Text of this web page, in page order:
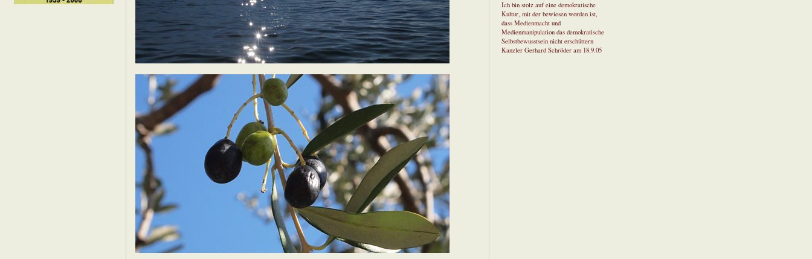
Ich bin stolz auf eine demokratische
Kultur, mit der bewiesen worden ist,
dass Medienmacht und
Medienmanipulation das demokratische
Selbstbewusstsein nicht erschüttern
Kanzler Gerhard Schröder am 18.9.05